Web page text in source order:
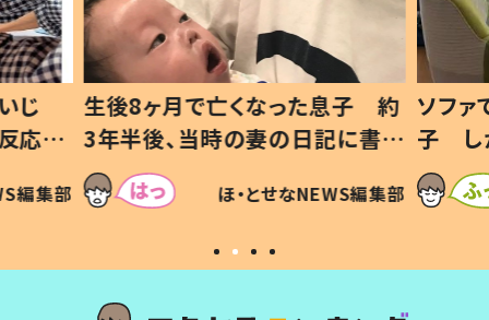
じ
応に
編集部
生後8ヶ月で亡くなった息子 約
3年半後、当時の妻の日記に書い
てあった本音とは
ほ・とせなNEWS編集部
ソファ
子 し
すべ
いから